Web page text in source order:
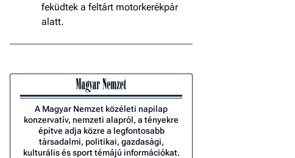
feküdtek a feltárt motorkerékpár
alatt.
A Magyar Nemzet közéleti napilap
konzervatív, nemzeti alapról, a tényekre
építve adja közre a legfontosabb
társadalmi, politikai, gazdasági,
kulturális és sport témájú információkat.